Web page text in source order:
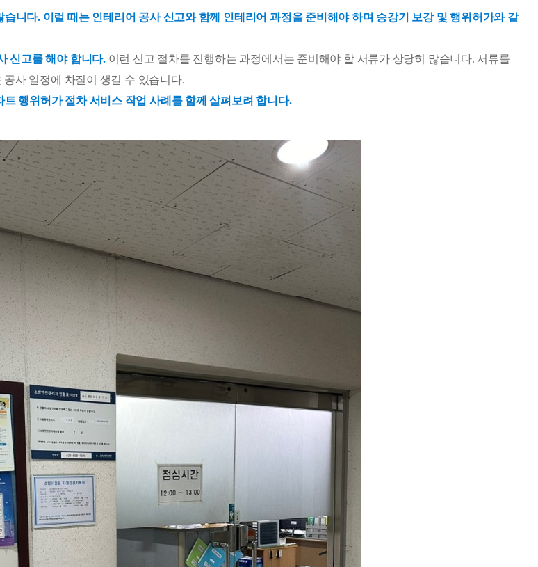
니다. 이럴 때는 인테리어 공사 신고와 함께 인테리어 과정을 준비해야 하며 승강기 보강 및 행위허가와 같
신고를 해야 합니다.이런 신고 절차를 진행하는 과정에서는 준비해야 할 서류가 상당히 많습니다. 서류를
사 일정에 차질이 생길 수 있습니다.
행위허가 절차 서비스 작업 사례를 함께 살펴보려 합니다.